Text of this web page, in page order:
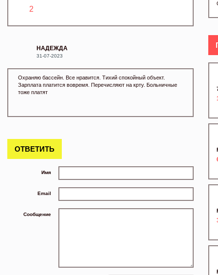
2
НАДЕЖДА
31-07-2023
Охраняю бассейн. Все нравится. Тихий спокойный объект.
Зарплата платится вовремя. Перечисляют на крту. Больничные
тоже платят
ОТВЕТИТЬ
Имя
Email
Сообщение